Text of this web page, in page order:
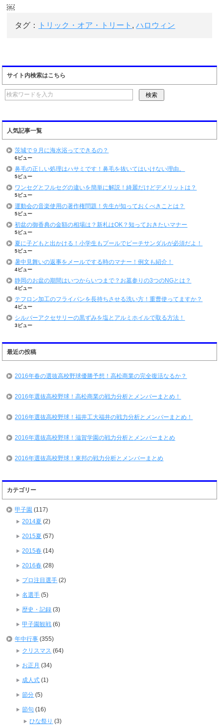
￼
タグ： トリック・オア・トリート ,ハロウィン
サイト内検索はこちら
人気記事一覧
茨城で９月に海水浴ってできるの？
6ビュー
鼻毛の正しい処理はハサミです！鼻毛を抜いてはいけない理由。
5ビュー
ワンセグとフルセグの違いを簡単に解説！綺麗だけどデメリットは？
5ビュー
運動会の音楽使用の著作権問題！先生が知っておくべきことは？
5ビュー
初盆の御香典の金額の相場は？新札はOK？知っておきたいマナー
5ビュー
夏に子どもと出かける！小学生もプールでビーチサンダルが必須だよ！
5ビュー
暑中見舞いの返事をメールでする時のマナー！例文も紹介！
4ビュー
静岡のお盆の期間はいつからいつまで？お墓参りの3つのNGとは？
4ビュー
テフロン加工のフライパンを長持ちさせる洗い方！重曹使ってますか？
4ビュー
シルバーアクセサリーの黒ずみを塩とアルミホイルで取る方法！
3ビュー
最近の投稿
2016年春の選抜高校野球優勝予想！高松商業の完全復活なるか？
2016年選抜高校野球！高松商業の戦力分析とメンバーまとめ！
2016年選抜高校野球！福井工大福井の戦力分析とメンバーまとめ！
2016年選抜高校野球！滋賀学園の戦力分析とメンバーまとめ
2016年選抜高校野球！東邦の戦力分析とメンバーまとめ
カテゴリー
甲子園 (117)
2014夏 (2)
2015夏 (57)
2015春 (14)
2016春 (28)
プロ注目選手 (2)
名選手 (5)
歴史・記録 (3)
甲子園観戦 (6)
年中行事 (355)
クリスマス (64)
お正月 (34)
成人式 (1)
節分 (5)
節句 (16)
ひな祭り (3)